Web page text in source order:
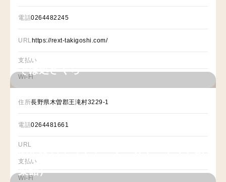
電話0264482245
URLhttps://rext-takigoshi.com/
支払い
Wi-Fi
そば処さくら
住所長野県木曽郡王滝村3229-1
電話0264481661
URL
支払い
Wi-Fi
あいばし亭（ファーマーズマーケット彩
菜館）